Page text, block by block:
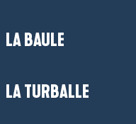
LA BAULE
LA TURBALLE